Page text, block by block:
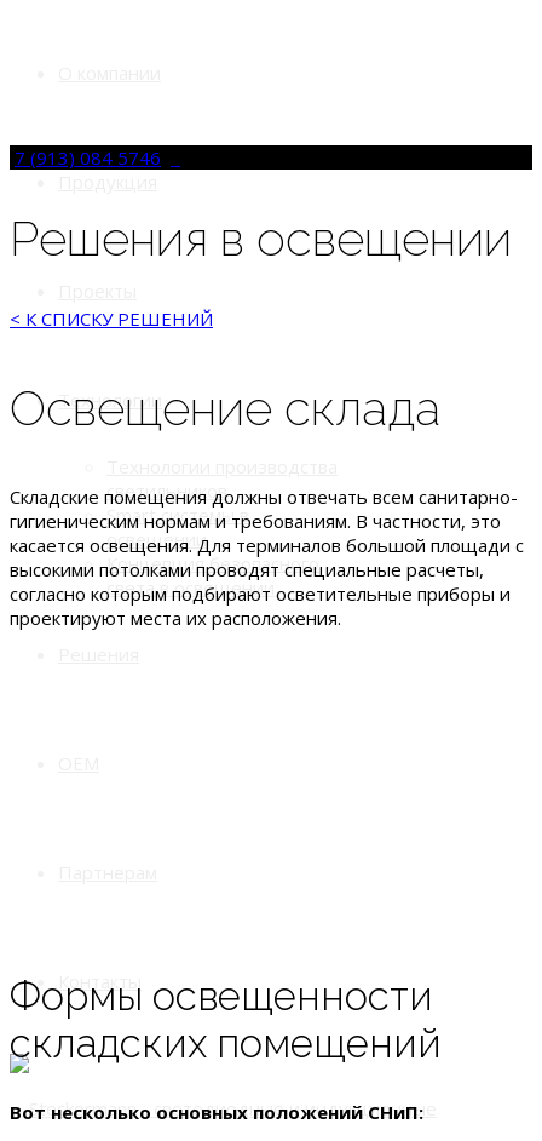
Технологии
светильников
Smart системы в
освещении
Концепция безопасного
света в освещении
7 (913) 084 5746
Решения в освещении
< К СПИСКУ РЕШЕНИЙ
Освещение склада
Складские помещения должны отвечать всем санитарно-
гигиеническим нормам и требованиям. В частности, это
касается освещения. Для терминалов большой площади с
высокими потолками проводят специальные расчеты,
согласно которым подбирают осветительные приборы и
проектируют места их расположения.
Формы освещенности
складских помещений
Вот несколько основных положений СНиП: